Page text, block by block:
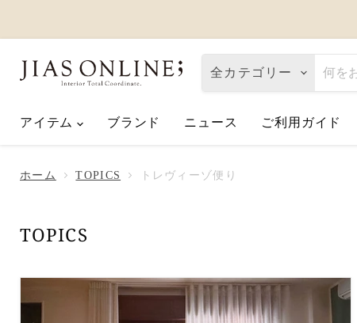
全カテゴリー
アイテム ブランド ご利用ガイド
ニュース
2026.07.10 夏季休業のお知らせ
ホーム TOPICS トレヴィーゾ便り
TOPICS